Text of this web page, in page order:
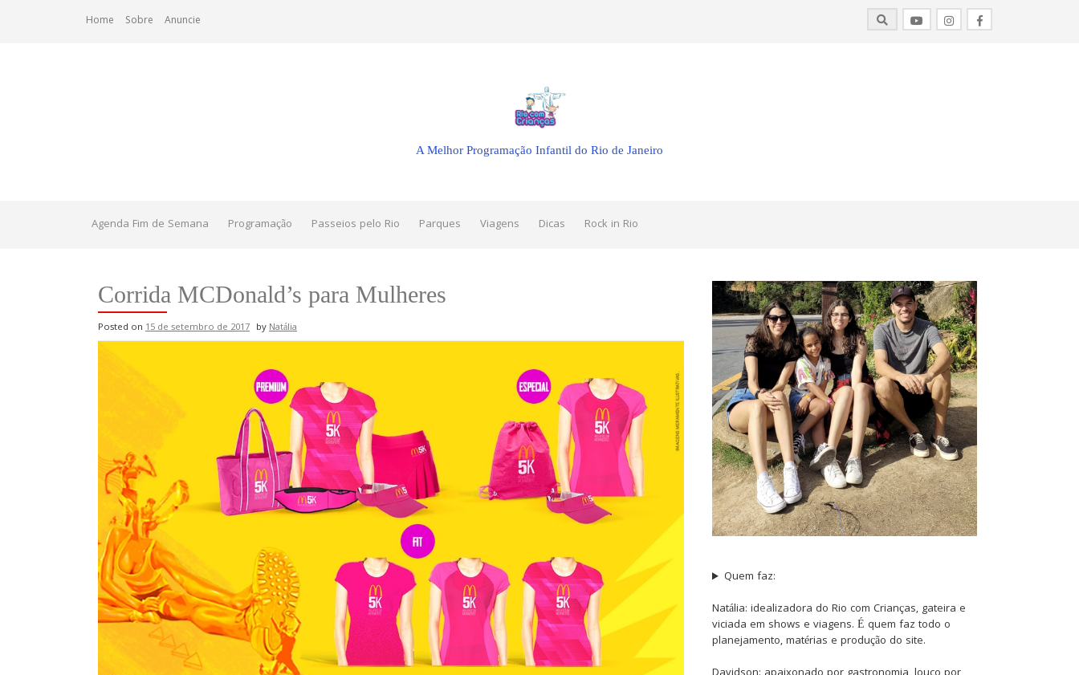
Home Sobre Anuncie
A Melhor Programação Infantil do Rio de Janeiro
Agenda Fim de Semana Programação Passeios pelo Rio Parques Viagens Dicas Rock in Rio
Corrida MCDonald’s para Mulheres
Posted on 15 de setembro de 2017 byNatália
Quem faz:
Natália: idealizadora do Rio com Crianças, gateira e
viciada em shows e viagens. É quem faz todo o
planejamento, matérias e produção do site.